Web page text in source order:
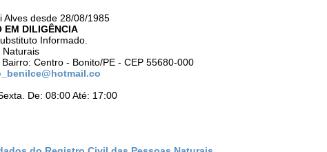
Alves desde 28/08/1985
EM DILIGÊNCIA
Informado.
Naturais
Centro - Bonito/PE - CEP 55680-000
De: 08:00 Até: 17:00